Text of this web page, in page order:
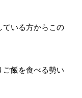
ている方からこの
飯を食べる勢い